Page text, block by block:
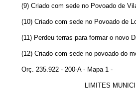
(9) Criado com sede no Povoado de
(10) Criado com sede no Povoado de
(11) Perdeu terras para formar o novo
(12) Criado com sede no povoado do
Orç. 235.922 - 200-A - Mapa 1 -
LIMITES